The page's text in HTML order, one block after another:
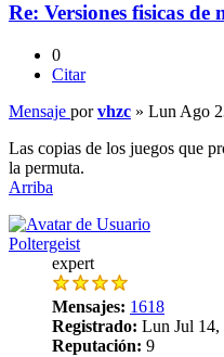
Re: Versiones fisicas de
0
Citar
Mensaje porvhzc » Lun Ago
Las copias de los juegos que
la permuta.
Arriba
Poltergeist
expert
Mensajes: 1618
Registrado: Lun Jul 14,
Reputación: 9